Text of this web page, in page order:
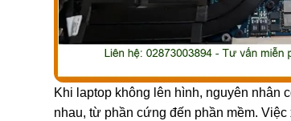
Khi laptop không lên hình, nguyên nhân
nhau, từ phần cứng đến phần mềm.